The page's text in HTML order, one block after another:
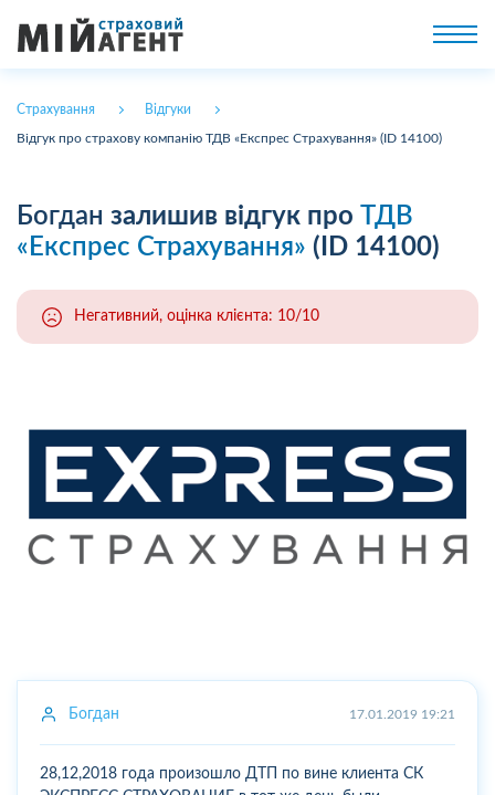
Страхування Відгуки
Відгук про страхову компанію ТДВ «Експрес Страхування» (ID 14100)
Богдан залишив відгук про
ТДВ
«Експрес Страхування» (ID 14100)
Негативний, оцінка клієнта: 10/10
Богдан 17.01.2019 19:21
28,12,2018 года произошло ДТП по вине клиента СК